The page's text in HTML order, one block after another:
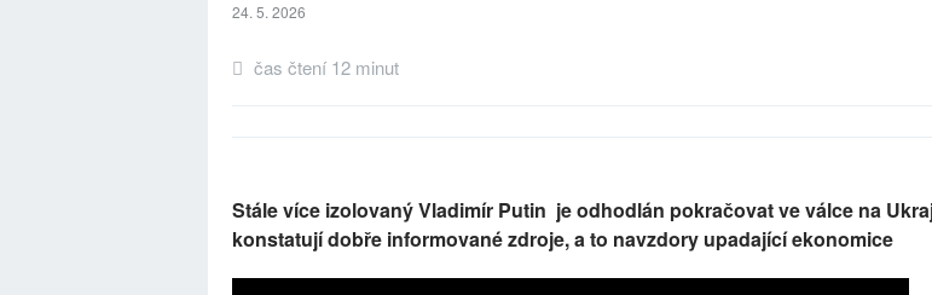
24. 5. 2026
čas čtení 12 minut
Stále více izolovaný Vladimír Putin je odhodlán pokračovat ve válce na
konstatují dobře informované zdroje, a to navzdory upadající ekonomice